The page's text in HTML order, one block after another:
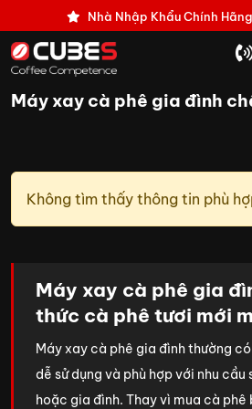
Nhà Nhập Khẩu Chính
Máy xay cà phê gia đình
Không tìm thấy thông tin phù
Máy xay cà phê gia
thức cà phê tươi mới
Máy xay cà phê gia đình thường
dễ sử dụng và phù hợp với nhu cầu
hoặc gia đình. Thay vì mua cà